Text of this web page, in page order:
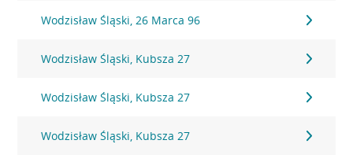
Wodzisław Śląski, 26 Marca 96
Wodzisław Śląski, Kubsza 27
Wodzisław Śląski, Kubsza 27
Wodzisław Śląski, Kubsza 27